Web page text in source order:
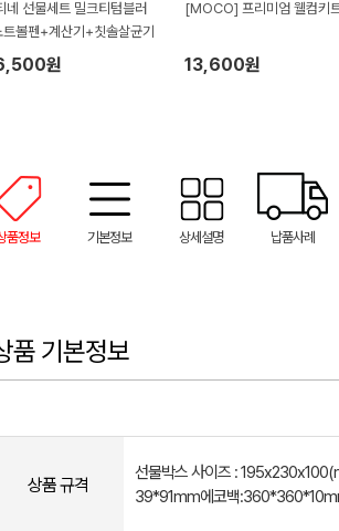
네 선물세트 밀크티텀블러
볼펜+계산기+칫솔살균기
원
[MOCO] 프리미엄 웰컴키
13,600원
품정보 기본정보 상세설명 납품사례
품 기본정보
상품 규격
선물박스 사이즈 :
39*91mm에코백